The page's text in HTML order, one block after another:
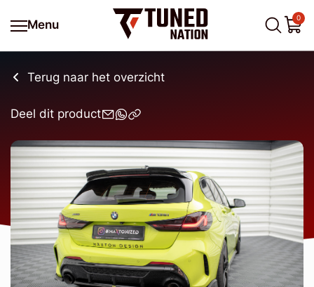
Menu
0
Terug naar het overzicht
Deel dit product